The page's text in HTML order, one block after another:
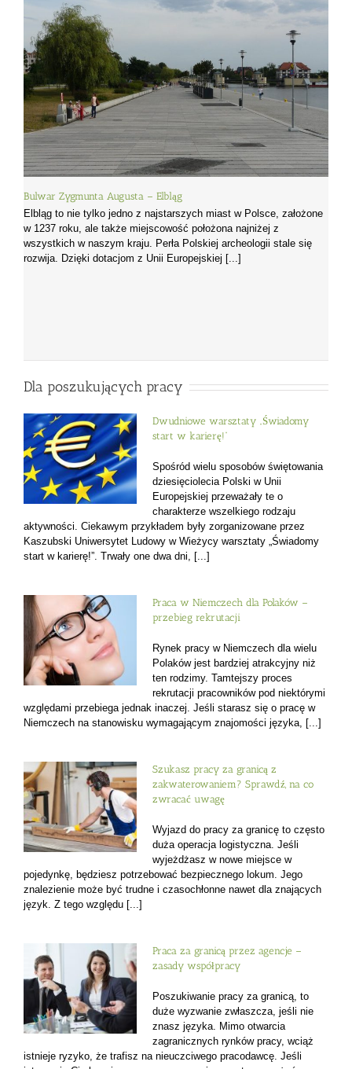
Bulwar Zygmunta Augusta – Elbląg
Elbląg to nie tylko jedno z najstarszych miast w Polsce, założone
w 1237 roku, ale także miejscowość położona najniżej z
wszystkich w naszym kraju. Perła Polskiej archeologii stale się
rozwija. Dzięki dotacjom z Unii Europejskiej [...]
Dla poszukujących pracy
Dwudniowe warsztaty „Świadomy
start w karierę!”
Spośród wielu sposobów świętowania
dziesięciolecia Polski w Unii
Europejskiej przeważały te o
charakterze wszelkiego rodzaju
aktywności. Ciekawym przykładem były zorganizowane przez
Kaszubski Uniwersytet Ludowy w Wieżycy warsztaty „Świadomy
start w karierę!”. Trwały one dwa dni, [...]
Praca w Niemczech dla Polaków –
przebieg rekrutacji
Rynek pracy w Niemczech dla wielu
Polaków jest bardziej atrakcyjny niż
ten rodzimy. Tamtejszy proces
rekrutacji pracowników pod niektórymi
względami przebiega jednak inaczej. Jeśli starasz się o pracę w
Niemczech na stanowisku wymagającym znajomości języka, [...]
Szukasz pracy za granicą z
zakwaterowaniem? Sprawdź, na co
zwracać uwagę
Wyjazd do pracy za granicę to często
duża operacja logistyczna. Jeśli
wyjeżdżasz w nowe miejsce w
pojedynkę, będziesz potrzebować bezpiecznego lokum. Jego
znalezienie może być trudne i czasochłonne nawet dla znających
język. Z tego względu [...]
Praca za granicą przez agencje –
zasady współpracy
Poszukiwanie pracy za granicą, to
duże wyzwanie zwłaszcza, jeśli nie
znasz języka. Mimo otwarcia
zagranicznych rynków pracy, wciąż
istnieje ryzyko, że trafisz na nieuczciwego pracodawcę. Jeśli